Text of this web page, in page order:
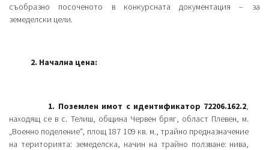
съобразно посоченото в конкурсната документация – за
земеделски цели.
2. Начална цена:
1. Поземлен имот с идентификатор 72206.162.2,
находящ се в с. Телиш, община Червен бряг, област Плевен, м.
„Военно поделение“, площ 187 109 кв. м., трайно предназначение
на територията: земеделска, начин на трайно ползване: нива,